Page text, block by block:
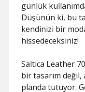
günlük
Düşünün ki, bu
kendinizi bir
hissedeceksiniz!
Saltica Leather
bir tasarım değil,
planda tutuyor.